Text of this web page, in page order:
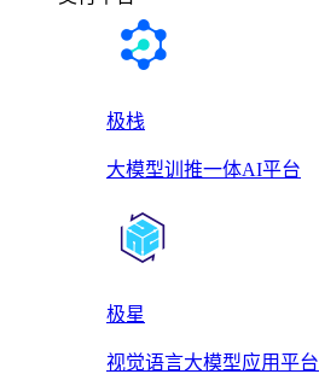
极栈
大模型训推一体AI平台
极星
视觉语言大模型应用平台